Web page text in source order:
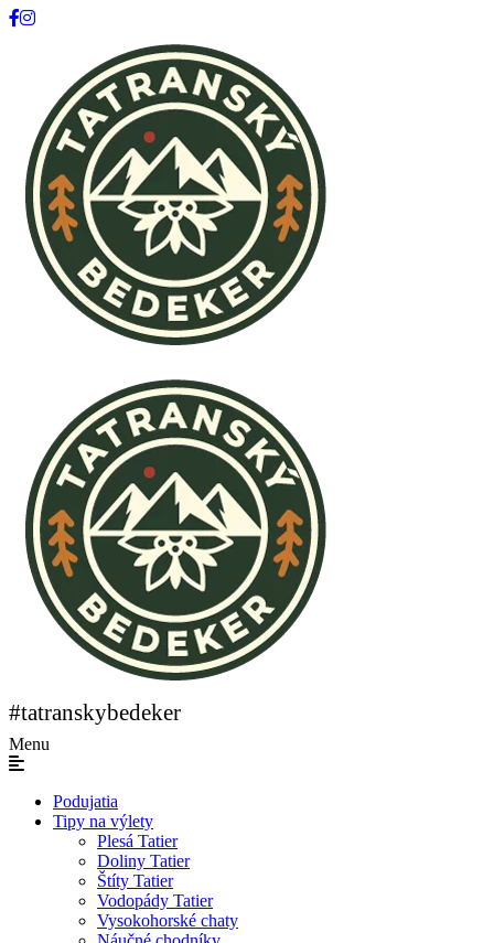
#tatranskybedeker
Menu
Podujatia
Tipy na výlety
Plesá Tatier
Doliny Tatier
Štíty Tatier
Vodopády Tatier
Vysokohorské chaty